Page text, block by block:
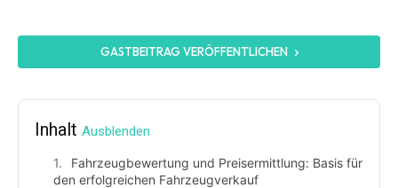
GASTBEITRAG VERÖFFENTLICHEN
Inhalt Ausblenden
Fahrzeugbewertung und Preisermittlung: Basis für
den erfolgreichen Fahrzeugverkauf